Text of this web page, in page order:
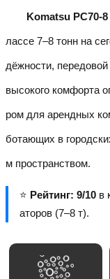
Komatsu PC70-8
лассе 7–8 тонн на
дёжности, передовой
высокого комфорта
ром для арендных
ботающих в
м пространством.
⭐ Рейтинг: 9/10 в
аторов (7–8 т).